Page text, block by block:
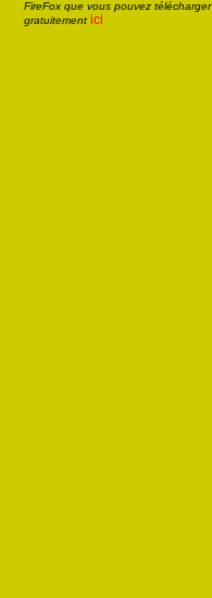
FireFox que vous pouvez télécharger
gratuitement ici